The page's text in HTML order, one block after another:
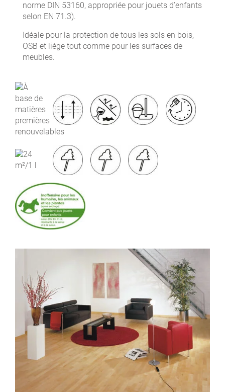
norme DIN 53160, appropriée pour jouets d’enfants
selon EN 71.3).
Idéale pour la protection de tous les sols en bois,
OSB et liège tout comme pour les surfaces de
meubles.